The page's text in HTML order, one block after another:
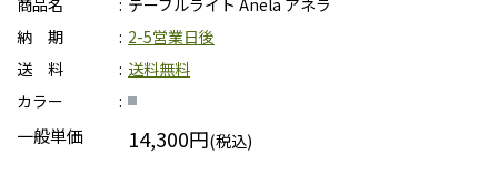
商品名
テーブルライト Anela アネラ
納 期
2-5営業日後
送 料
送料無料
カラー
一般単価 14,300円(税込)